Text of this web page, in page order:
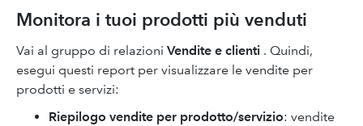
Monitora i tuoi prodotti più venduti
Vai al gruppo di relazioni Vendite e clienti . Quindi,
esegui questi report per visualizzare le vendite per
prodotti e servizi:
Riepilogo vendite per prodotto/servizio: vendite